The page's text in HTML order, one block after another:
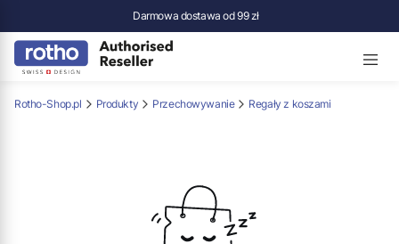
Darmowa dostawa od 99 zł
Rotho-Shop.pl Produkty Przechowywanie Regały z koszami